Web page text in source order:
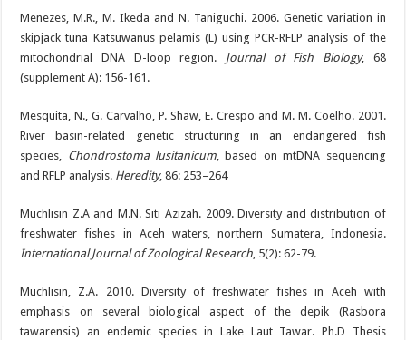
Menezes, M.R., M. Ikeda and N. Taniguchi. 2006. Genetic variation in
skipjack tuna Katsuwanus pelamis (L) using PCR-RFLP analysis of the
mitochondrial DNA D-loop region. Journal of Fish Biology, 68
(supplement A): 156-161.
Mesquita, N., G. Carvalho, P. Shaw, E. Crespo and M. M. Coelho. 2001.
River basin-related genetic structuring in an endangered fish
species, Chondrostoma lusitanicum, based on mtDNA sequencing
and RFLP analysis. Heredity, 86: 253–264
Muchlisin Z.A and M.N. Siti Azizah. 2009. Diversity and distribution of
freshwater fishes in Aceh waters, northern Sumatera, Indonesia.
International Journal of Zoological Research, 5(2): 62-79.
Muchlisin, Z.A. 2010. Diversity of freshwater fishes in Aceh with
emphasis on several biological aspect of the depik (Rasbora
tawarensis) an endemic species in Lake Laut Tawar. Ph.D Thesis